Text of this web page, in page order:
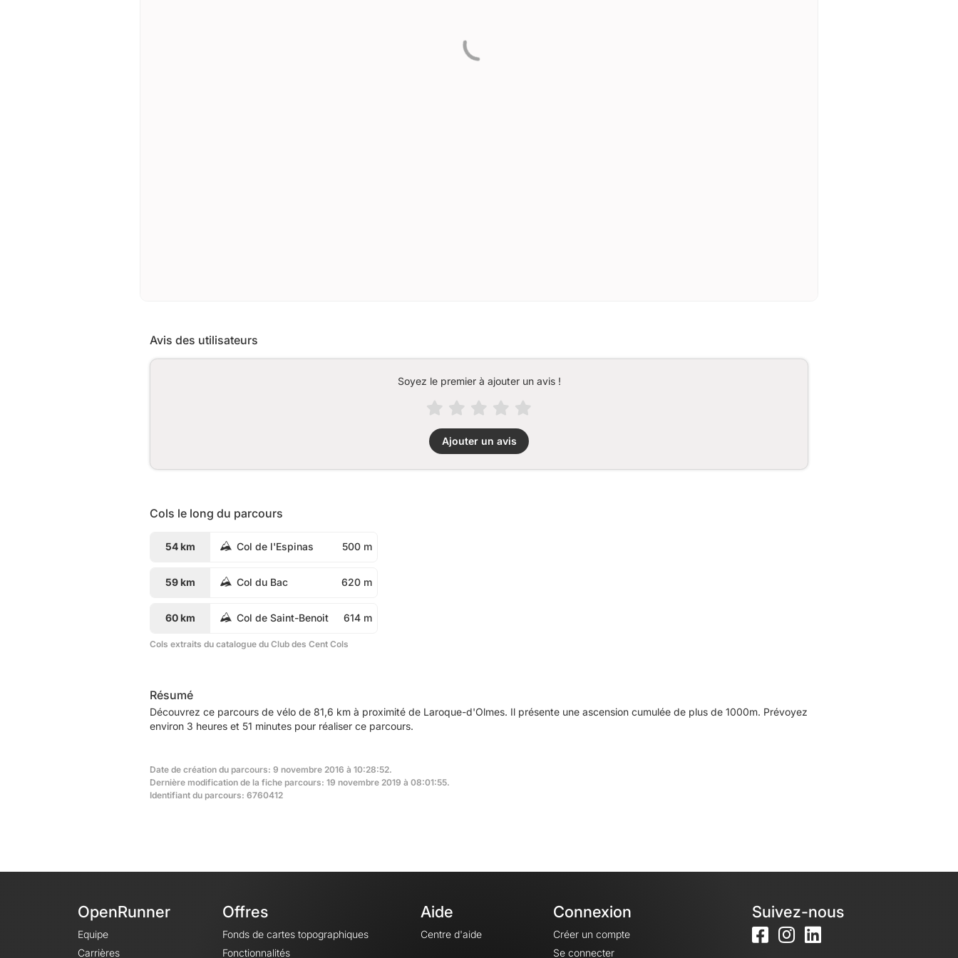
Avis des utilisateurs
Soyez le premier à ajouter un avis !
Ajouter un avis
Cols le long du parcours
54 km Col de l'Espinas 500 m
59 km Col du Bac 620 m
60 km Col de Saint-Benoit 614 m
Cols extraits du catalogue du Club des Cent Cols
Résumé
Découvrez ce parcours de vélo de 81,6 km à proximité de Laroque-d'Olmes. Il présente une ascension cumulée de plus de 1000m. Prévoyez
environ 3 heures et 51 minutes pour réaliser ce parcours.
Date de création du parcours: 9 novembre 2016 à 10:28:52.
Dernière modification de la fiche parcours: 19 novembre 2019 à 08:01:55.
Identifiant du parcours: 6760412
OpenRunner
Equipe
Carrières
Offres
Fonds de cartes topographiques
Fonctionnalités
Aide
Centre d'aide
Connexion
Créer un compte
Se connecter
Suivez-nous